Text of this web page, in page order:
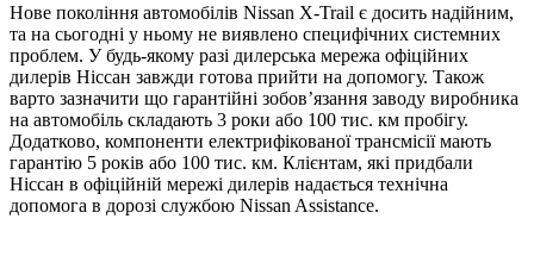
Нове покоління автомобілів Nissan X-Trail є досить надійним,
та на сьогодні у ньому не виявлено специфічних системних
проблем. У будь-якому разі дилерська мережа офіційних
дилерів Ніссан завжди готова прийти на допомогу. Також
варто зазначити що гарантійні зобов’язання заводу виробника
на автомобіль складають 3 роки або 100 тис. км пробігу.
Додатково, компоненти електрифікованої трансмісії мають
гарантію 5 років або 100 тис. км. Клієнтам, які придбали
Ніссан в офіційній мережі дилерів надається технічна
допомога в дорозі службою Nissan Assistance.